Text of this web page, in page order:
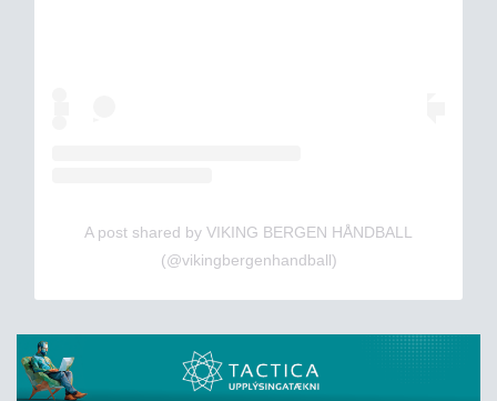
A post shared by VIKING BERGEN HÅNDBALL
(@vikingbergenhandball)